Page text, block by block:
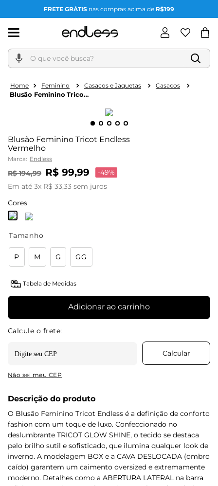
FRETE GRÁTIS nas compras acima de R$199
O que você busca?
Feminino Casacos e Jaquetas Casacos
Blusão Feminino Tricot
Blusão Feminino Tricot Endless
Vermelho
Marca: Endless
R$ 194,99 R$ 99,99 -49%
Em até 3x R$ 33,33 sem juros
Cores
Tamanho
P M G GG
Tabela de Medidas
Adicionar ao carrinho
Não sei meu CEP
Descrição do produto
O Blusão Feminino Tricot Endless é a definição de conforto
fashion com um toque de luxo. Confeccionado no
deslumbrante TRICOT GLOW SHINE, o tecido se destaca
pelo brilho sutil e sofisticado, que ilumina qualquer look de
inverno. A modelagem BOX e a CAVA DESLOCADA (ombro
caído) garantem um caimento oversized e extremamente
moderno. Detalhes como a ABERTURA LATERAL na barra